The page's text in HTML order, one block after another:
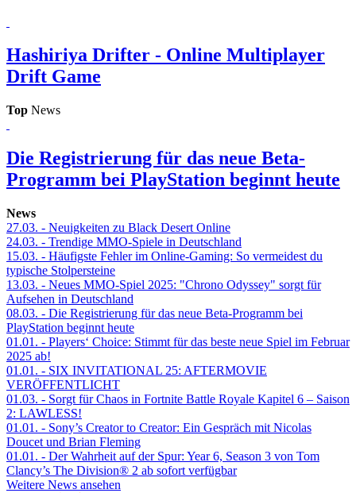
Hashiriya Drifter - Online Multiplayer
Drift Game
Top News
Die Registrierung für das neue Beta-
Programm bei PlayStation beginnt heute
News
27.03. - Neuigkeiten zu Black Desert Online
24.03. - Trendige MMO-Spiele in Deutschland
15.03. - Häufigste Fehler im Online-Gaming: So vermeidest du
typische Stolpersteine
13.03. - Neues MMO-Spiel 2025: "Chrono Odyssey" sorgt für
Aufsehen in Deutschland
08.03. - Die Registrierung für das neue Beta-Programm bei
PlayStation beginnt heute
01.01. - Players‘ Choice: Stimmt für das beste neue Spiel im Februar
2025 ab!
01.01. - SIX INVITATIONAL 25: AFTERMOVIE
VERÖFFENTLICHT
01.03. - Sorgt für Chaos in Fortnite Battle Royale Kapitel 6 – Saison
2: LAWLESS!
01.01. - Sony’s Creator to Creator: Ein Gespräch mit Nicolas
Doucet und Brian Fleming
01.01. - Der Wahrheit auf der Spur: Year 6, Season 3 von Tom
Clancy’s The Division® 2 ab sofort verfügbar
Weitere News ansehen